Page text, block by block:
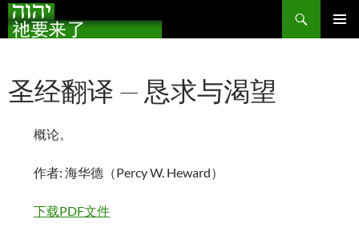
搜
索跳
文
圣经翻译 — 恳求与渴望
概论。
作者: 海华德（Percy W. Heward）
下载PDF文件